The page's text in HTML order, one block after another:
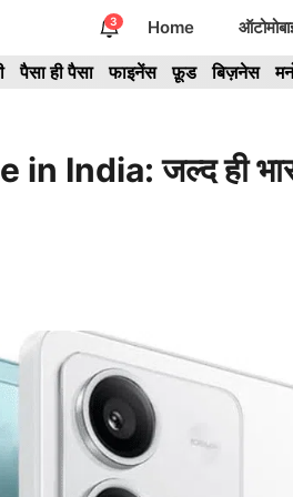
3 Home
पैसा ही पैसा फाइनेंस फ़ूड बिज़नेस
जल्द ही भारत